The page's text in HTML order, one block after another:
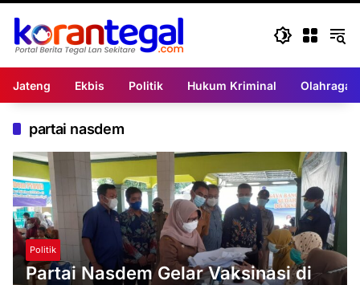
Jateng Ekbis Politik Hukum Kriminal Olahraga
partai nasdem
Politik
Partai Nasdem Gelar Vaksinasi di